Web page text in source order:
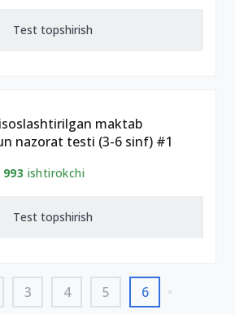
Test topshirish
maktab
nazorat testi (3-6 sinf) #1
993 ishtirokchi
Test topshirish
3 4 5 6